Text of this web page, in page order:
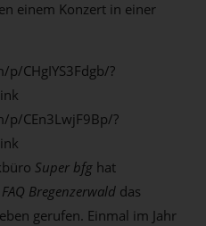
einem Konzert in einer
CHgIYS3Fdgb/?
CEn3LwjF9Bp/?
Super bfg hat
FAQ Bregenzerwald das
gerufen. Einmal im Jahr